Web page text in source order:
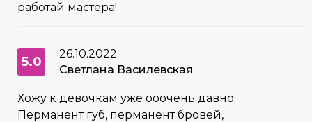
работай мастера!
5.0
26.10.2022
Светлана Василевская
Хожу к девочкам уже ооочень давно.
Перманент губ, перманент бровей,